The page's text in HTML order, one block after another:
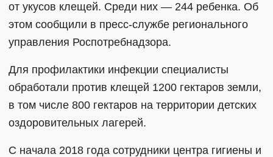
от укусов клещей. Среди них — 244 ребенка. Об
этом сообщили в пресс-службе регионального
управления Роспотребнадзора.
Для профилактики инфекции специалисты
обработали против клещей 1200 гектаров земли,
в том числе 800 гектаров на территории детских
оздоровительных лагерей.
С начала 2018 года сотрудники центра гигиены и